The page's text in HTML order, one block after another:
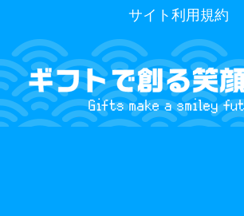
サイト利用規約